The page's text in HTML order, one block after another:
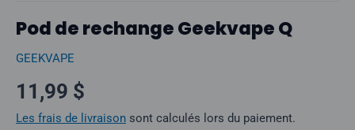
Pod de rechange Geekvape Q
GEEKVAPE
Prix normal
11,99 $
Les frais de livraison sont calculés lors du paiement.